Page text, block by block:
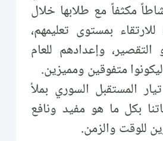
مكثفاً مع طلابها خلال
بمستوى تعليمهم،
وإعدادهم للعام
متفوقين ومميزين.
المستقبل السوري بملأ
بكل ما هو مفيد ونافع
للوقت والزمن.